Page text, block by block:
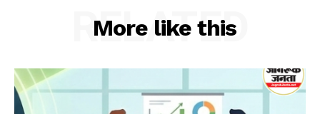
More like this
RELATED